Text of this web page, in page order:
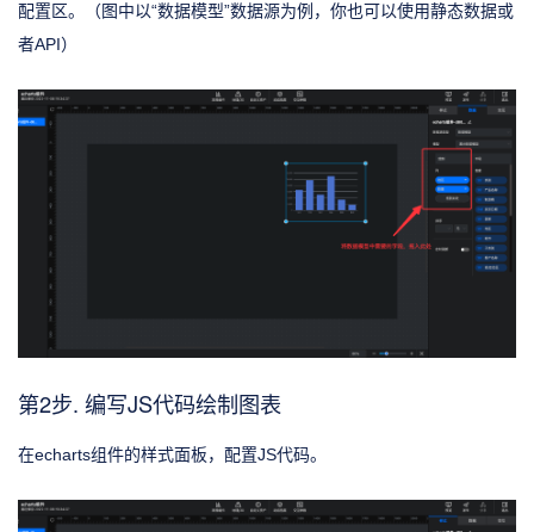
配置区。（图中以“数据模型”数据源为例，你也可以使用静态数据或
者API）
第2步. 编写JS代码绘制图表
在echarts组件的样式面板，配置JS代码。